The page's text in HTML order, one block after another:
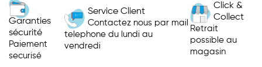
Garanties
sécurité
Paiement
securisé
Service Client
Contactez nous par mail
telephone du lundi au
vendredi
Click &
Collect
Retrait
possible au
magasin